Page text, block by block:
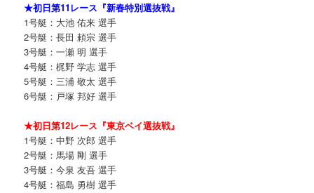
★初日第11レース『新春特別選抜戦』
1号艇：大池 佑来 選手
2号艇：長田 頼宗 選手
3号艇：一瀬 明 選手
4号艇：梶野 学志 選手
5号艇：三浦 敬太 選手
6号艇：戸塚 邦好 選手
★初日第12レース『東京ベイ選抜戦』
1号艇：中野 次郎 選手
2号艇：馬場 剛 選手
3号艇：今泉 友吾 選手
4号艇：福島 勇樹 選手